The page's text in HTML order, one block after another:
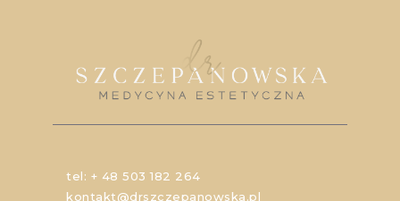
tel: + 48 503 182 264
kontakt@drszczepanowska.pl